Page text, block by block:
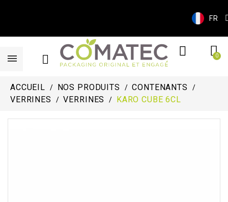
FR
ACCUEIL NOS PRODUITS
CONTENANTS
VERRINES
VERRINES KARO CUBE 6CL